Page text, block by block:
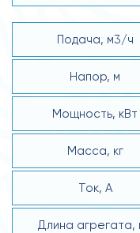
Подача, м3/ч
Напор, м
Мощность, кВт
Масса, кг
Ток, А
Длина агрегата,